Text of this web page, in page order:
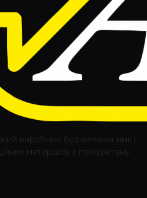
виробник будівельної хімії і
матеріалів з поліуретану.